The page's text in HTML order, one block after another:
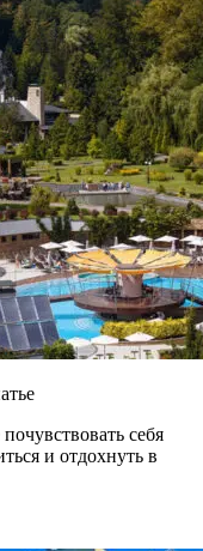
себя
и отдохнуть в